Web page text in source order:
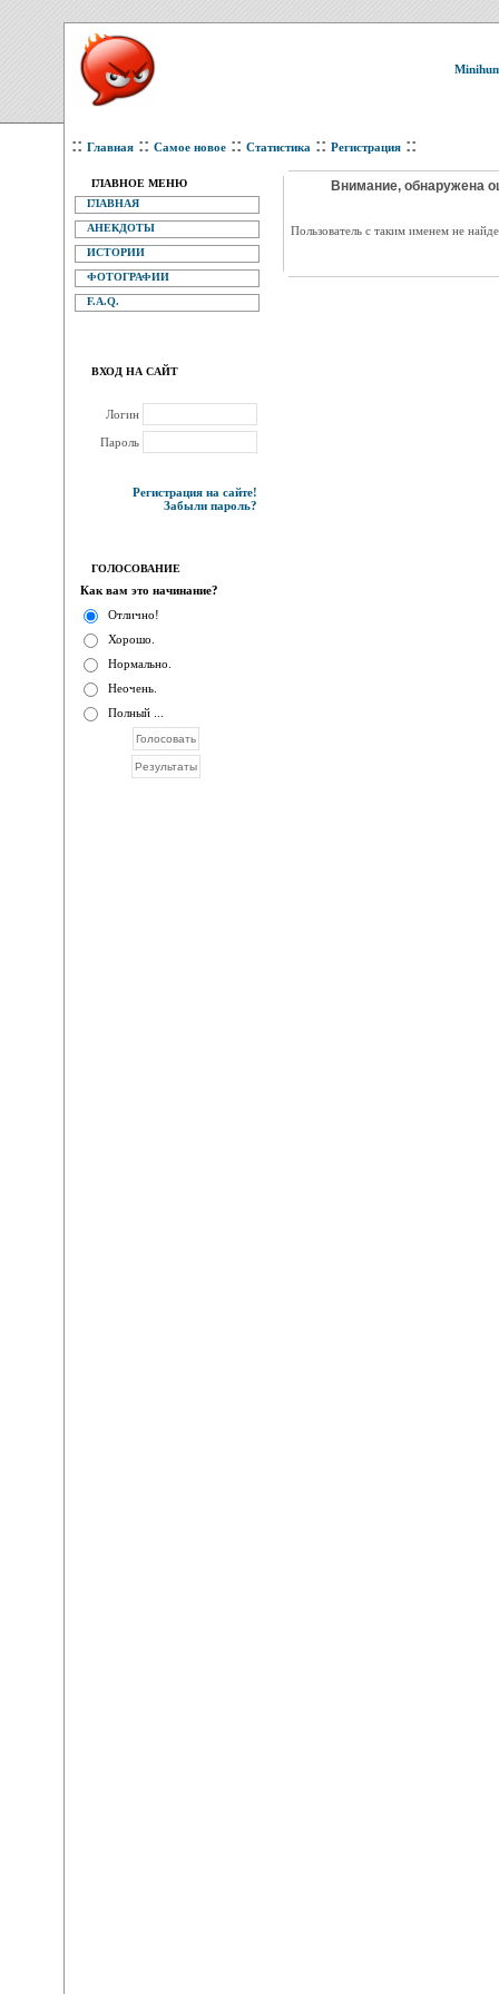
:: Главная :: Самое новое :: Статистика :: Регистрация ::
ГЛАВНОЕ МЕНЮ
ГЛАВНАЯ
АНЕКДОТЫ
ИСТОРИИ
ФОТОГРАФИИ
F.A.Q.
ВХОД НА САЙТ
Логин
Пароль
Регистрация на сайте!
Забыли пароль?
ГОЛОСОВАНИЕ
Как вам это начинание?
Отлично!
Хорошо.
Нормально.
Неочень.
Полный ...
Внимание, обнаружена
Пользователь с таким именем не